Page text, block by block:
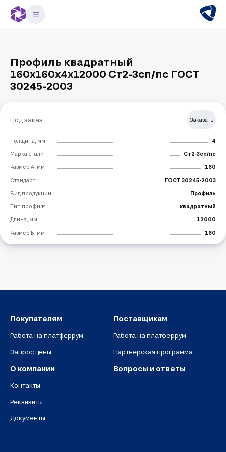
Профиль квадратный
160х160х4х12000 Ст2-3сп/пс ГОСТ
30245-2003
Под заказ Заказать
Толщина, мм 4
Марка стали Ст2-3сп/пс
Размер А, мм 160
Стандарт ГОСТ 30245-2003
Вид продукции Профиль
Тип профиля квадратный
Длина, мм 12000
Размер Б, мм 160
Покупателям
Работа на платферрум
Запрос цены
Поставщикам
Работа на платферрум
Партнерская программа
О компании
Контакты
Реквизиты
Документы
Вопросы и ответы